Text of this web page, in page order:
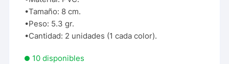
•Tamaño: 8 cm.
•Peso: 5.3 gr.
•Cantidad: 2 unidades (1 cada color).
10 disponibles